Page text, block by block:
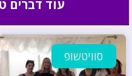
עוד דברים
סוויטשופ